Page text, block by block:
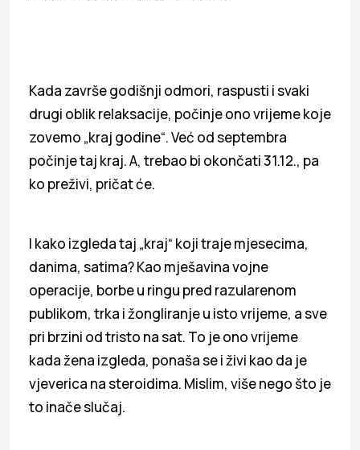
Kada završe godišnji odmori, raspusti i svaki
drugi oblik relaksacije, počinje ono vrijeme koje
zovemo „kraj godine“. Već od septembra
počinje taj kraj. A, trebao bi okončati 31.12., pa
ko preživi, pričat će.
I kako izgleda taj „kraj“ koji traje mjesecima,
danima, satima? Kao mješavina vojne
operacije, borbe u ringu pred razularenom
publikom, trka i žongliranje u isto vrijeme, a sve
pri brzini od tristo na sat. To je ono vrijeme
kada žena izgleda, ponaša se i živi kao da je
vjeverica na steroidima. Mislim, više nego što je
to inače slučaj.